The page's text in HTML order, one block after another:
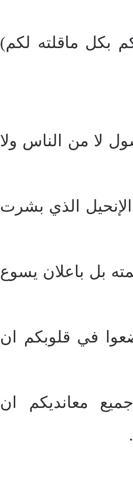
ويخبركم 00ويذكركم بكل ماقلته لكم)
لا من الناس ولا
الإنحيل الذي بشرت
بل باعلان يسوع
في قلوبكم ان
معانديكم ان